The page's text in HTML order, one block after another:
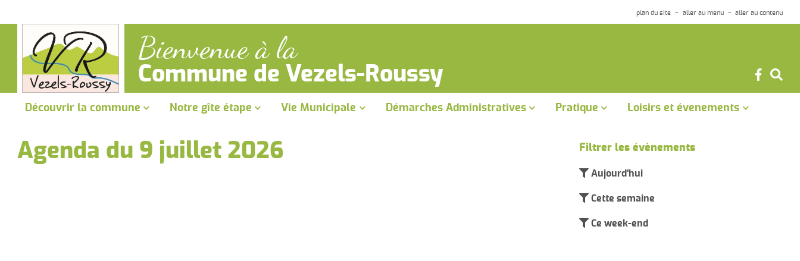
plan du site aller au menu aller au contenu
Bienvenue à la
Commune de Vezels-Roussy
Découvrir la commune
Les randonnées
Notre gîte étape Vie Municipale Démarches Administratives Pratique
départementaux et préfectoraux
Location de la salle polyvalente
Loisirs et évenements
Agenda du 9 juillet 2026 Filtrer les évènements
Aujourd'hui
Cette semaine
Ce week-end